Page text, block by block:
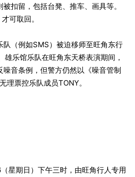
扣留，包括台凳、推车、画具等。
可取回。
队（例如SMS）被迫移师至旺角东行
雄乐馆乐队在旺角东天桥表演期间，
音条例，但警方仍然以《噪音管制
理票控乐队成员TONY。
星期日）下午三时，由旺角行人专用